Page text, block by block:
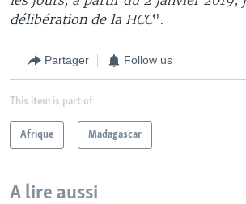
délibération de la HCC".
Partager Follow us
This item is part of
Afrique Madagascar
A lire aussi